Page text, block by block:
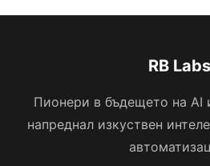
RB Labs
Пионери в бъдещето на AI
напреднал изкуствен